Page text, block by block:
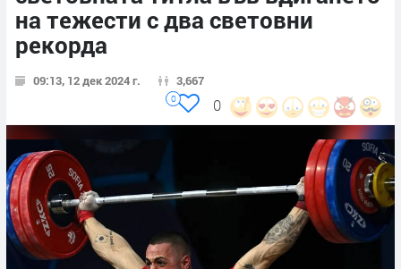
на тежести с два световни
рекорда
09:13, 12 дек 2024 г. 3,667
0
0